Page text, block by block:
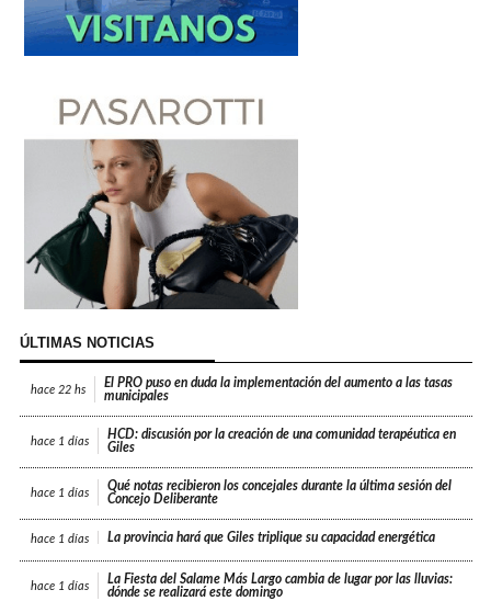
ÚLTIMAS NOTICIAS
hace 22 hs
El PRO puso en duda la implementación del aumento a las tasas
municipales
hace 1 días
HCD: discusión por la creación de una comunidad terapéutica en
Giles
hace 1 días
Qué notas recibieron los concejales durante la última sesión del
Concejo Deliberante
hace 1 días La provincia hará que Giles triplique su capacidad energética
hace 1 días
La Fiesta del Salame Más Largo cambia de lugar por las lluvias:
dónde se realizará este domingo